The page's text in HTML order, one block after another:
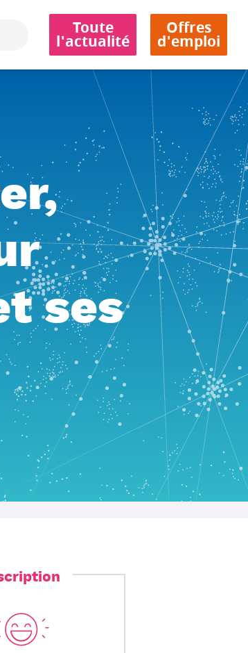
Toute
l'actualité
Offres
d'emploi
ses